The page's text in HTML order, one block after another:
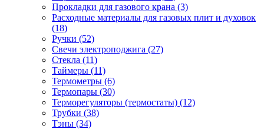
Прокладки для газового крана (3)
Расходные материалы для газовых плит и духовок
(18)
Ручки (52)
Свечи электроподжига (27)
Стекла (11)
Таймеры (11)
Термометры (6)
Термопары (30)
Терморегуляторы (термостаты) (12)
Трубки (38)
Тэны (34)